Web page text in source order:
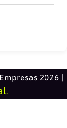
2026 |
.